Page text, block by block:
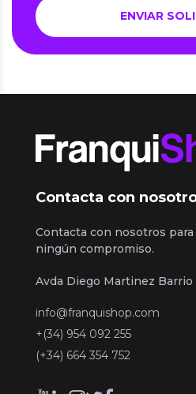
Contacta con
Contacta con nosotros
ningún compromiso.
Avda Diego Martinez Barrio
info@franquishop.com
+(34) 954 092 255
(+34) 664 354 752